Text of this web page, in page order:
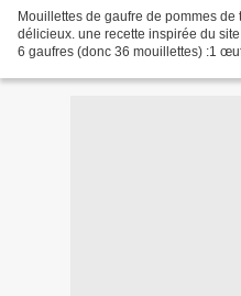
Mouillettes de gaufre de pommes
délicieux. une recette inspirée du
6 gaufres (donc 36 mouillettes) :1